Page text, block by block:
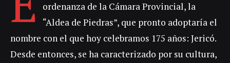
ordenanza de la Cámara Provincial, la
“Aldea de Piedras”, que pronto adoptaría el
nombre con el que hoy celebramos 175 años: Jericó.
Desde entonces, se ha caracterizado por su cultura,